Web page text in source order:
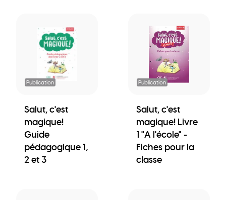
Publication
Salut, c'est
magique!
Guide
pédagogique 1,
2 et 3
Publication
Salut, c'est
magique! Livre
1 "A l'école" -
Fiches pour la
classe